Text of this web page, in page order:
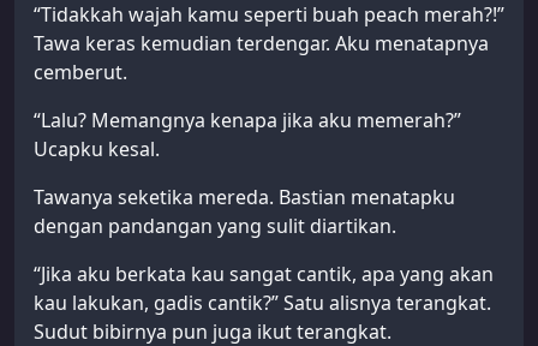
“Tidakkah wajah kamu seperti buah peach merah?!”
Tawa keras kemudian terdengar. Aku menatapnya
cemberut.
“Lalu? Memangnya kenapa jika aku memerah?”
Ucapku kesal.
Tawanya seketika mereda. Bastian menatapku
dengan pandangan yang sulit diartikan.
“Jika aku berkata kau sangat cantik, apa yang akan
kau lakukan, gadis cantik?” Satu alisnya terangkat.
Sudut bibirnya pun juga ikut terangkat.